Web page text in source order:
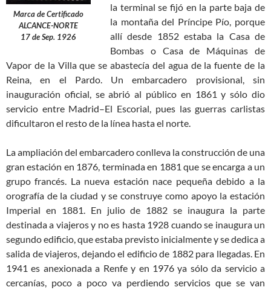
Marca de Certificado
ALCANCE-NORTE
17 de Sep. 1926
la terminal se fijó en la parte baja de
la montaña del Príncipe Pío, porque
allí desde 1852 estaba la Casa de
Bombas o Casa de Máquinas de
Vapor de la Villa que se abastecía del agua de la fuente de la
Reina, en el Pardo. Un embarcadero provisional, sin
inauguración oficial, se abrió al público en 1861 y sólo dio
servicio entre Madrid–El Escorial, pues las guerras carlistas
dificultaron el resto de la línea hasta el norte.
La ampliación del embarcadero conlleva la construcción de una
gran estación en 1876, terminada en 1881 que se encarga a un
grupo francés. La nueva estación nace pequeña debido a la
orografía de la ciudad y se construye como apoyo la estación
Imperial en 1881. En julio de 1882 se inaugura la parte
destinada a viajeros y no es hasta 1928 cuando se inaugura un
segundo edificio, que estaba previsto inicialmente y se dedica a
salida de viajeros, dejando el edificio de 1882 para llegadas. En
1941 es anexionada a Renfe y en 1976 ya sólo da servicio a
cercanías, poco a poco va perdiendo servicios que se van